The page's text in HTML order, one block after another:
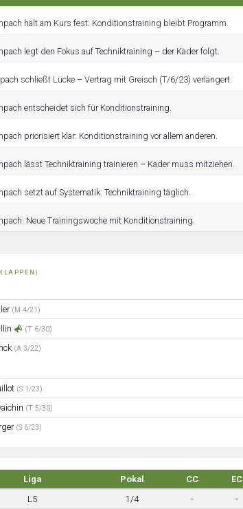
hält am Kurs fest: Konditionstraining bleibt Programm.
legt den Fokus auf Techniktraining – der Kader folgt.
schließt Lücke – Vertrag mit Greisch (T/6/23) verlängert.
entscheidet sich für Konditionstraining.
priorisiert klar: Konditionstraining vor allem anderen.
lässt Techniktraining trainieren – Kader muss mitziehen.
setzt auf Systematik: Techniktraining täglich.
Neue Trainingswoche mit Konditionstraining.
(M 4/21)
(T 6/30)
(A 3/22)
(S 1/23)
(T 5/30)
(S 6/23)
Liga Pokal CC EC
L5 1/4 - -